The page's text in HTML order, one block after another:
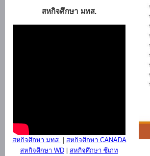
สหกิจศึกษา มทส.
สหกิจศึกษา มทส.
สหกิจศึกษา CANADA
สหกิจศึกษา WD
สหกิจศึกษา ซีเกท